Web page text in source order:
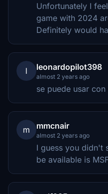
Unfortunately I
game with 2024
Definitely would
l leonardopilot398
almost 2 years ago
se puede usar
m mmcnair
almost 2 years ago
I guess you didn't
be available is